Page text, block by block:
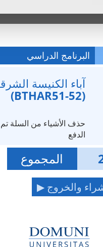
البرنامج الدراسي
آباء الكنيسة
(BTHAR51-52)
حذف الأشياء من السلة تم
الدفع
المجموع
والخروج ▶